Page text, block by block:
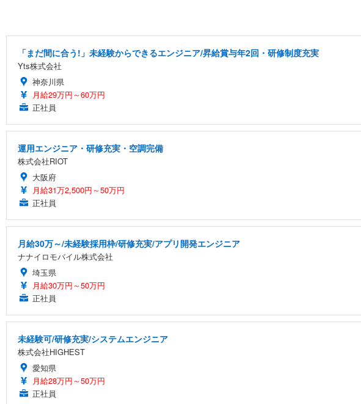
「まだ間に合う!」未経験からできるエンジニア/昇給賞与年2回・研修制度充実
Yts株式会社
神奈川県
月給29万円～60万円
正社員
運用エンジニア・研修充実・空調完備
株式会社RIOT
大阪府
月給31万2,500円～50万円
正社員
月給30万～/未経験採用枠/研修充実/アプリ開発エンジニア
ナナイロモバイル株式会社
埼玉県
月給30万円～50万円
正社員
未経験可/研修充実/システムエンジニア
株式会社HIGHEST
愛知県
月給28万円～50万円
正社員